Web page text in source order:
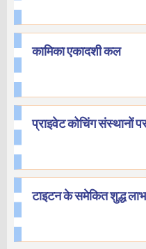
कामिका एकादशी कल
प्राइवेट कोचिंग संस्थानों
टाइटन के समेकित शुद्ध लाभ